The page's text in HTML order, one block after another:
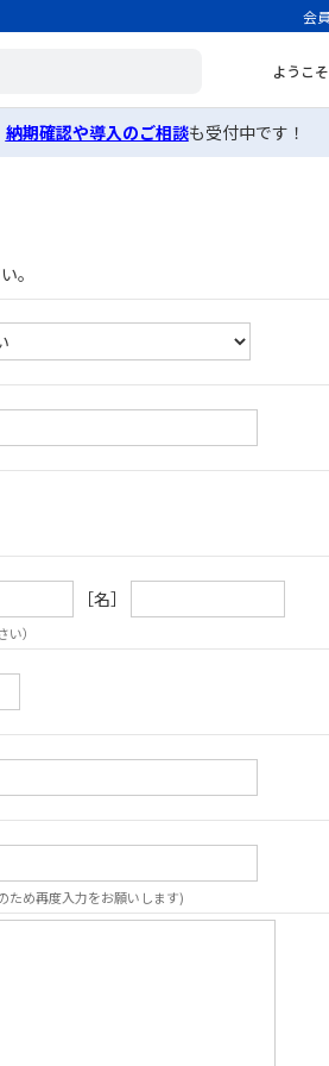
会
ようこそ
納期確認や導入のご相談も受付中です！
。
［名］
）
ため再度入力をお願いします)